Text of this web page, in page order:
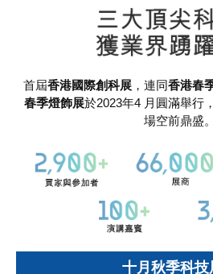
首屆香港國際創科展 ，連同香港春
春季燈飾展於2023年4 月圓滿舉行
場空前鼎盛。
十月秋季科技